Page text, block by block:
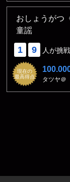
おしょうがつ
童謡
1 9 人が挑
現在の
最高得点
タツヤ＠